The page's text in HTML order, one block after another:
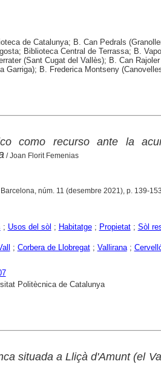
de Catalunya; B. Can Pedrals
Biblioteca Central de Terrassa; B.
(Sant Cugat del Vallès); B. Can Rajoler
Garriga); B. Frederica Montseny
como recurso ante la
/ Joan Florit Femenias
Barcelona, núm. 11 (desembre 2021), p. 139-
; Usos del sòl ; Habitatge; Propietat; Sòl
; Corbera de Llobregat; Vallirana;
Politècnica de Catalunya
situada a Lliçà d'Amunt (el